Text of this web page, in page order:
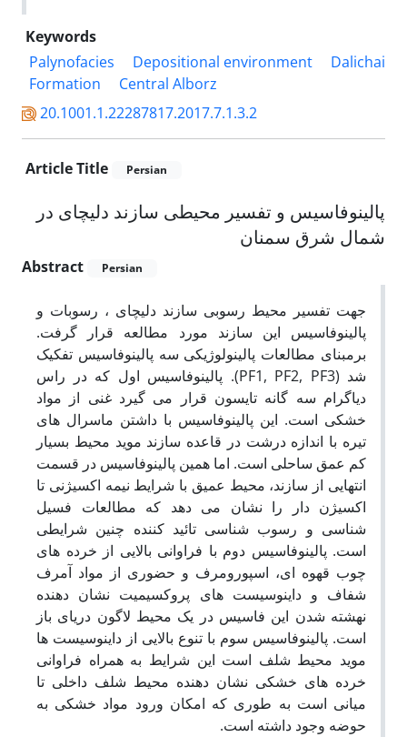
Keywords
Palynofacies
Depositional environment
Dalichai
Formation
Central Alborz
20.1001.1.22287817.2017.7.1.3.2
Article Title Persian
پالینوفاسیس و تفسیر محیطی سازند دلیچای در
شمال شرق سمنان
Abstract Persian
جهت تفسیر محیط رسوبی سازند دلیچای ، رسوبات و
پالینوفاسیس این سازند مورد مطالعه قرار گرفت.
برمبنای مطالعات پالینولوژیکی سه پالینوفاسیس تفکیک
شد (PF1, PF2, PF3). پالینوفاسیس اول که در راس
دیاگرام سه گانه تایسون قرار می گیرد غنی از مواد
خشکی است. این پالینوفاسیس با داشتن ماسرال های
تیره با اندازه درشت در قاعده سازند موید محیط بسیار
کم عمق ساحلی است. اما همین پالینوفاسیس در قسمت
انتهایی از سازند، محیط عمیق با شرایط نیمه اکسیژنی تا
اکسیژن دار را نشان می دهد که مطالعات فسیل
شناسی و رسوب شناسی تائید کننده چنین شرایطی
است. پالینوفاسیس دوم با فراوانی بالایی از خرده های
چوب قهوه ای، اسپورومرف و حضوری از مواد آمرف
شفاف و داینوسیست های پروکسیمیت نشان دهنده
نهشته شدن این فاسیس در یک محیط لاگون دریای باز
است. پالینوفاسیس سوم با تنوع بالایی از داینوسیست ها
موید محیط شلف است این شرایط به همراه فراوانی
خرده های خشکی نشان دهنده محیط شلف داخلی تا
میانی است به طوری که امکان ورود مواد خشکی به
حوضه وجود داشته است.